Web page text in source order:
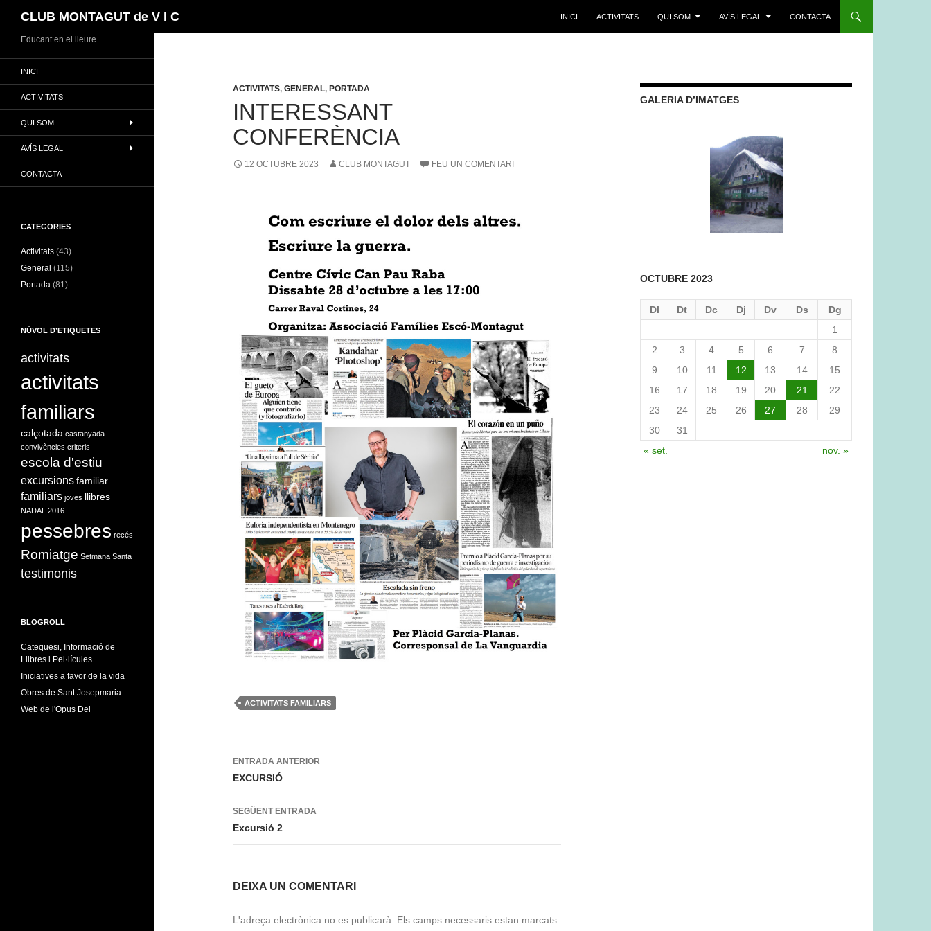
al
contingut
CLUB MONTAGUT de V I C INICI ACTIVITATS QUI SOM AVÍS LEGAL CONTACTA
ACTIVITATS, GENERAL, PORTADA
INTERESSANT
CONFERÈNCIA
12 OCTUBRE 2023 CLUB MONTAGUT FEU UN COMENTARI
ACTIVITATS FAMILIARS
Navegació
per
les
entrades
ENTRADA ANTERIOR
EXCURSIÓ
SEGÜENT ENTRADA
Excursió 2
DEIXA UN COMENTARI
L'adreça electrònica no es publicarà.
Els camps necessaris estan marcats
GALERIA D’IMATGES
OCTUBRE 2023
Dl Dt Dc Dj Dv Ds
Dg
1
2
3 4 5 6 7
8
9
10 11 12 13 14
15
16
17 18 19 20 21
22
23
24 25 26 27 28
29
30
31
« set.
nov. »
Educant en el lleure
INICI
ACTIVITATS
QUI SOM
AVÍS LEGAL
CONTACTA
CATEGORIES
Activitats (43)
General (115)
Portada (81)
NÚVOL D’ETIQUETES
activitats
activitats
familiars
calçotada castanyada
convivències criteris
escola d'estiu
excursions familiar
familiars joves llibres
NADAL 2016
pessebres recés
Romiatge Setmana Santa
testimonis
BLOGROLL
Catequesi, Informació de
Llibres i Pel·lícules
Iniciatives a favor de la vida
Obres de Sant Josepmaria
Web de l'Opus Dei